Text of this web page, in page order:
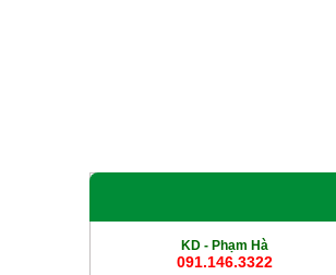
KD - Phạm Hà
091.146.3322